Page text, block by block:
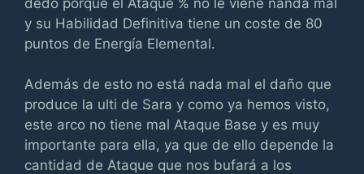
y su Habilidad Definitiva tiene un coste de 80
puntos de Energía Elemental.
Además de esto no está nada mal el daño que
produce la ulti de Sara y como ya hemos visto,
este arco no tiene mal Ataque Base y es muy
importante para ella, ya que de ello depende la
cantidad de Ataque que nos bufará a los